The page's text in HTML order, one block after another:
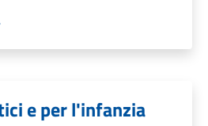
e per l'infanzia